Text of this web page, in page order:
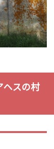
ヘスの村